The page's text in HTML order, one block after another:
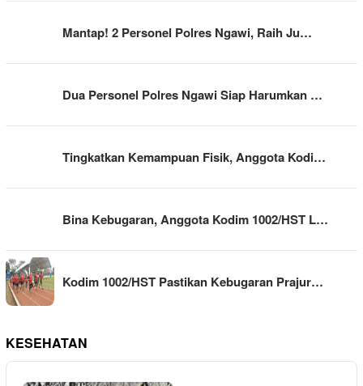
Mantap! 2 Personel Polres Ngawi, Raih Ju…
Dua Personel Polres Ngawi Siap Harumkan …
Tingkatkan Kemampuan Fisik, Anggota Kodi…
Bina Kebugaran, Anggota Kodim 1002/HST L…
Kodim 1002/HST Pastikan Kebugaran Prajur…
KESEHATAN